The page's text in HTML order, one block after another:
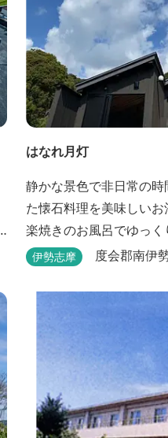
はなれ月灯
静かな景色で非日常の
た懐石料理を美味しい
楽焼きのお風呂でゆっ
まれながら日頃の疲れを
伊勢志摩 度会郡南伊